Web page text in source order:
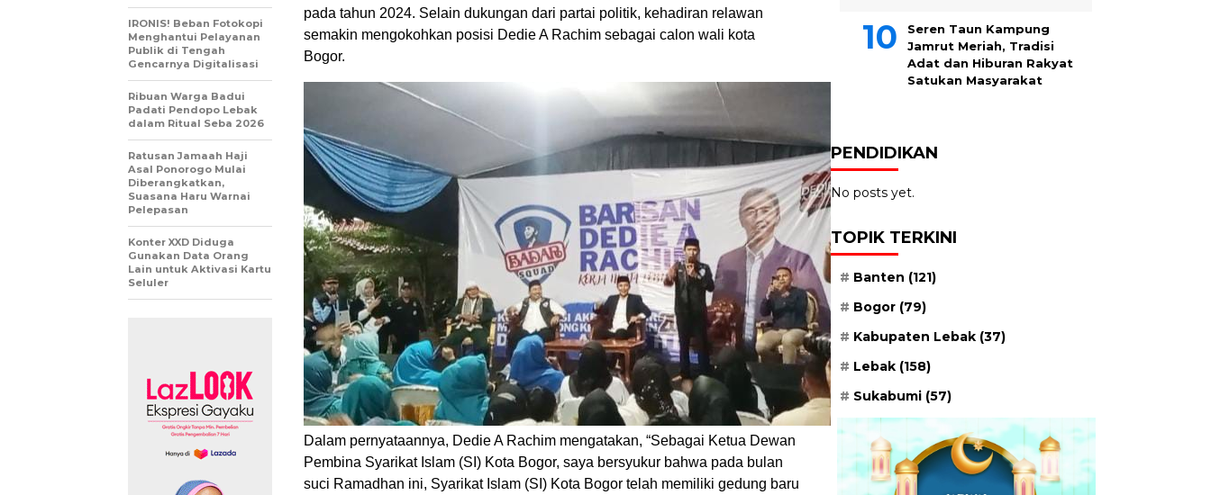
pada tahun 2024. Selain dukungan dari partai politik, kehadiran relawan
semakin mengokohkan posisi Dedie A Rachim sebagai calon wali kota
Bogor.
Dalam pernyataannya, Dedie A Rachim mengatakan, “Sebagai Ketua Dewan
Pembina Syarikat Islam (SI) Kota Bogor, saya bersyukur bahwa pada bulan
suci Ramadhan ini, Syarikat Islam (SI) Kota Bogor telah memiliki gedung baru
IRONIS! Beban Fotokopi
Menghantui Pelayanan
Publik di Tengah
Gencarnya Digitalisasi
Ribuan Warga Badui
Padati Pendopo Lebak
dalam Ritual Seba 2026
Ratusan Jamaah Haji
Asal Ponorogo Mulai
Diberangkatkan,
Suasana Haru Warnai
Pelepasan
Konter XXD Diduga
Gunakan Data Orang
Lain untuk Aktivasi Kartu
Seluler
Seren Taun Kampung
Jamrut Meriah, Tradisi
Adat dan Hiburan Rakyat
Satukan Masyarakat
PENDIDIKAN
No posts yet.
TOPIK TERKINI
Banten (121)
Bogor (79)
Kabupaten Lebak (37)
Lebak (158)
Sukabumi (57)